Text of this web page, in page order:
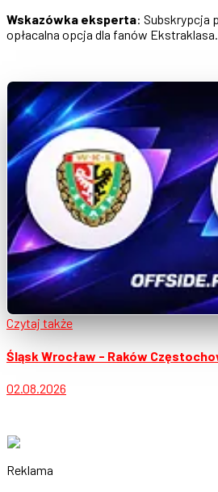
Wskazówka eksperta: Subskrypcja
opłacalna opcja dla fanów Ekstraklasa.
Czytaj także
Śląsk Wrocław - Raków
02.08.2026
Reklama